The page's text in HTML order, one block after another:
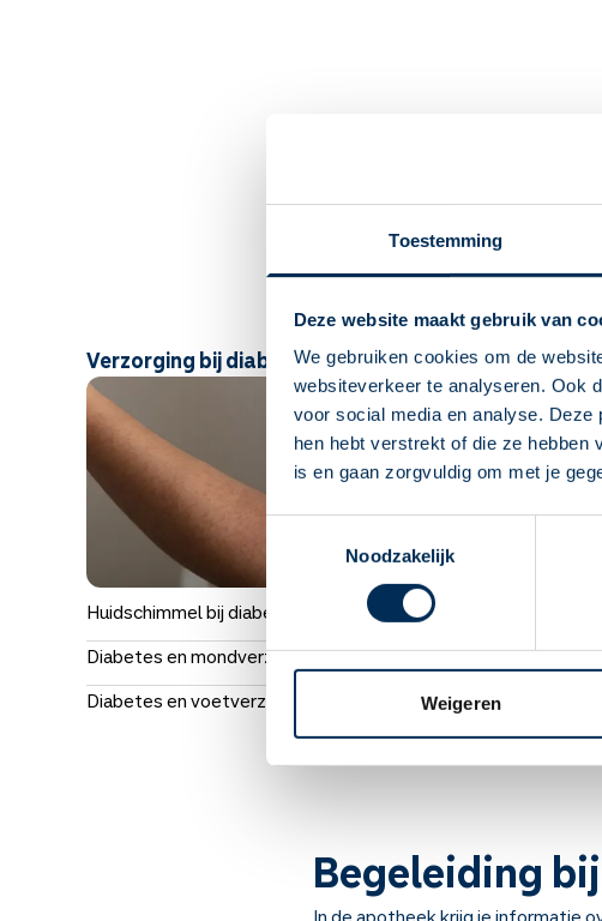
Toestemming
Deze website maakt gebruik van
We gebruiken cookies om de
websiteverkeer te analyseren. Ook
voor social media en analyse. Deze
hen hebt verstrekt of die ze hebben
is en gaan zorgvuldig om met je
Noodzakelijk
Weigeren
Diabetes heeft veel invloed op je
hoe je ermee om kan gaan.
Lees hier meer over verzorging bij
Verzorging bij diabetes
Huidschimmel bij diabetes
Diabetes en mondverzorging
Diabetes en voetverzorging
Begeleiding